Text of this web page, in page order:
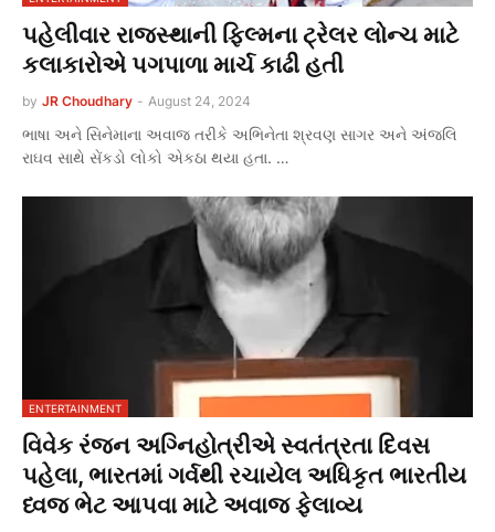
પહેલીવાર રાજસ્થાની ફિલ્મના ટ્રેલર લોન્ચ માટે
કલાકારોએ પગપાળા માર્ચ કાઢી હતી
by JR Choudhary - August 24, 2024
ભાષા અને સિનેમાના અવાજ તરીકે અભિનેતા શ્રવણ સાગર અને અંજલિ
રાઘવ સાથે સેંકડો લોકો એકઠા થયા હતા. …
ENTERTAINMENT
વિવેક રંજન અગ્નિહોત્રીએ સ્વતંત્રતા દિવસ
પહેલા, ભારતમાં ગર્વથી રચાયેલ અધિકૃત ભારતીય
ધ્વજ ભેટ આપવા માટે અવાજ ફેલાવ્ય